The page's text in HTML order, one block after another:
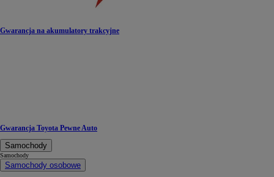
Gwarancja na akumulatory trakcyjne
Gwarancja Toyota Pewne Auto
Samochody
Samochody
Samochody osobowe